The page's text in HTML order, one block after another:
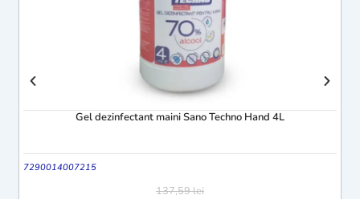
Gel dezinfectant maini Sano Techno Hand 4L
7290014007215
137,59lei